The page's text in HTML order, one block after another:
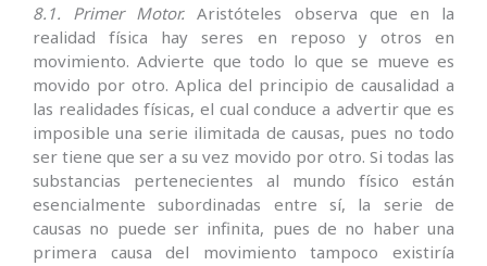
8.1. Primer Motor. Aristóteles observa que en la
realidad física hay seres en reposo y otros en
movimiento. Advierte que todo lo que se mueve es
movido por otro. Aplica del principio de causalidad a
las realidades físicas, el cual conduce a advertir que es
imposible una serie ilimitada de causas, pues no todo
ser tiene que ser a su vez movido por otro. Si todas las
substan­cias pertenecientes al mundo físico están
esencialmente su­bordinadas entre sí, la serie de
causas no puede ser infinita, pues de no haber una
primera causa del movimiento tampoco existiría